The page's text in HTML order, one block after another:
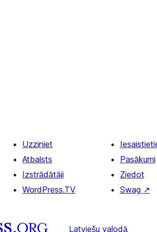
Uzziniet
Atbalsts
Izstrādātāji
WordPress.TV
Pasākumi
Ziedot
Swag ↗
Latviešu valodā